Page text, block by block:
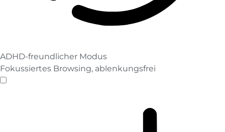
ADHD-freundlicher Modus
Fokussiertes Browsing, ablenkungsfrei
ADHD-freundlicher Modus